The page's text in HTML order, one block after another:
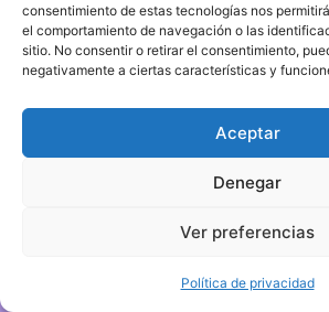
consentimiento de estas tecnologías nos
el comportamiento de navegación o las
sitio. No consentir o retirar el consentimiento,
negativamente a ciertas características y
Aceptar
Denegar
Ver preferencias
Política de privacidad